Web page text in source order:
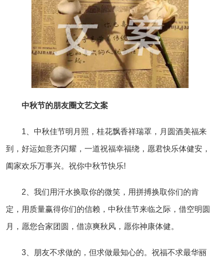
中秋节的朋友圈文艺文案
1、中秋佳节明月照，桂花飘香祥瑞罩，月圆酒美福来
到，好运如意齐闪耀，一道祝福幸福绕，愿君快乐体健安，
阖家欢乐万事兴。祝你中秋节快乐!
2、我们用汗水换取你的微笑，用拼搏换取你们的肯
定，用质量赢得你们的信赖，中秋佳节来临之际，借空明圆
月，愿您合家团圆，借凉爽秋风，愿你神康体健。
3、朋友不求做的，但求做最知心的。祝福不求最华丽